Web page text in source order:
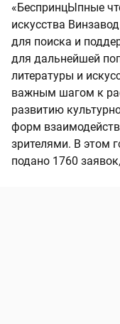
«БеспринцЫпные
искусства
для поиска и
для дальнейшей
литературы и
важным шагом к
развитию
форм
зрителями. В этом
подано 1760